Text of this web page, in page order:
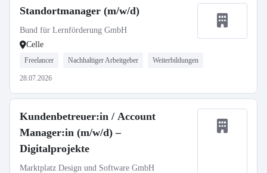
Standortmanager (m/w/d)
Bund für Lernförderung GmbH
Celle
Freelancer Nachhaltiger Arbeitgeber Weiterbildungen
28.07.2026
Kundenbetreuer:in / Account
Manager:in (m/w/d) –
Digitalprojekte
Marktplatz Design und Software GmbH